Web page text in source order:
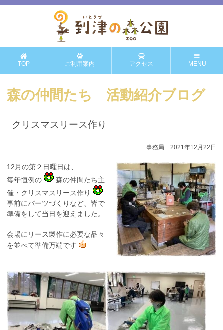
TOP ご利用案内 アクセス MENU
森の仲間たち 活動紹介ブログ
クリスマスリース作り
事務局 2021年12月22日
12月の第２日曜日は、
毎年恒例の
森の仲間たち主
催・クリスマスリース作り
事前にパーツづくりなど、皆で
準備をして当日を迎えました。
会場にリース製作に必要な品々
を並べて準備万端です